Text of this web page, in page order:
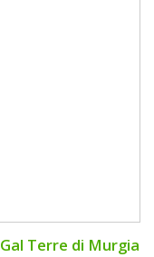
Gal Terre di Murgia